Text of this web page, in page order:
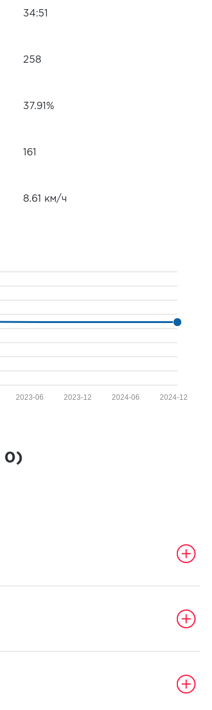
34:51
258
37.91%
161
8.61 км/ч
2024-12
2024-06
2023-12
2023-06
0)